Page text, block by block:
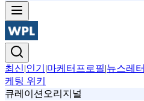
최신|인기 |마케터프로필|뉴스레터
케팅 위키
큐레이션 오리지널